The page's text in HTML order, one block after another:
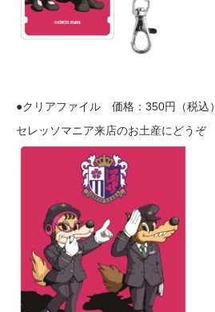
●クリアファイル 価格：350円（税込）
セレッソマニア来店のお土産にどうぞ